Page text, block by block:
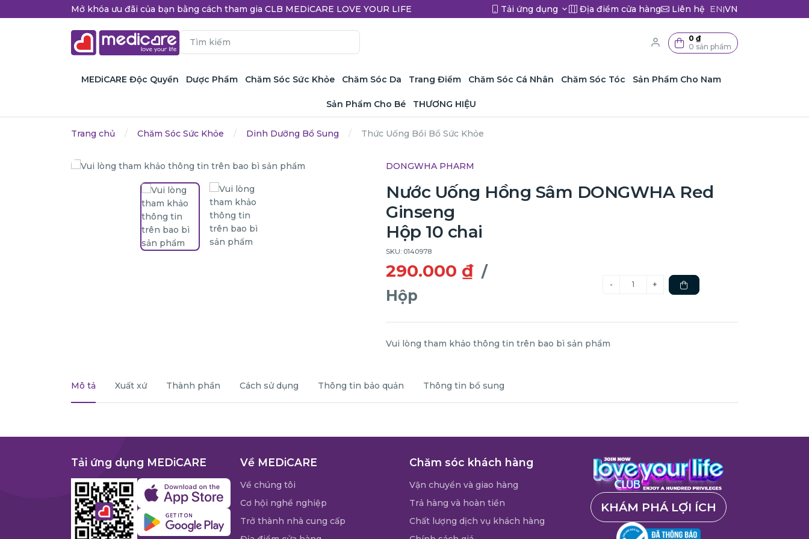
Mở khóa ưu đãi của bạn bằng cách tham gia CLB MEDiCARE LOVE YOUR LIFE Tải ứng dụng Địa điểm cửa hàng Liên hệ EN|VN
0 ₫
0 sản phẩm
MEDiCARE Độc Quyền Dược Phẩm Chăm Sóc Sức Khỏe Chăm Sóc Da Trang Điểm Chăm Sóc Cá Nhân Chăm Sóc Tóc Sản Phẩm Cho Nam
Sản Phẩm Cho Bé THƯƠNG HIỆU
Trang chủ Chăm Sóc Sức Khỏe Dinh Dưỡng Bổ Sung Thức Uống Bồi Bổ Sức Khỏe
DONGWHA PHARM
Nước Uống Hồng Sâm DONGWHA Red
Ginseng
Hộp 10 chai
SKU: 0140978
290.000 ₫ /
Hộp
Vui lòng tham khảo thông tin trên bao bì sản phẩm
Mô tả Xuất xứ Thành phần Cách sử dụng Thông tin bảo quản Thông tin bổ sung
Tải ứng dụng MEDiCARE Về MEDiCARE
Về chúng tôi
Cơ hội nghề nghiệp
Trở thành nhà cung cấp
Chăm sóc khách hàng
Vận chuyển và giao hàng
Trả hàng và hoàn tiền
Chất lượng dịch vụ khách hàng
KHÁM PHÁ LỢI ÍCH